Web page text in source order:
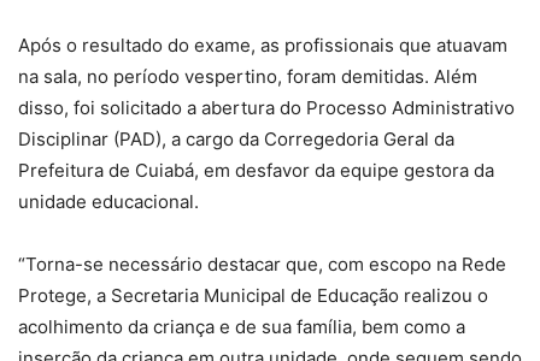
Após o resultado do exame, as profissionais que atuavam
na sala, no período vespertino, foram demitidas. Além
disso, foi solicitado a abertura do Processo Administrativo
Disciplinar (PAD), a cargo da Corregedoria Geral da
Prefeitura de Cuiabá, em desfavor da equipe gestora da
unidade educacional.
“Torna-se necessário destacar que, com escopo na Rede
Protege, a Secretaria Municipal de Educação realizou o
acolhimento da criança e de sua família, bem como a